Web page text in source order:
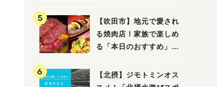
【吹田市】地元で愛され
る焼肉店！家族で楽しめ
る「本日のおすすめ」で
【北摂】ジモトミンオス